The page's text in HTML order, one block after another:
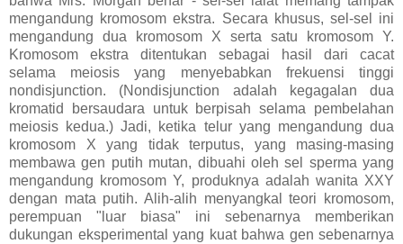
mengandung kromosom ekstra. Secara khusus, sel-sel ini
mengandung dua kromosom X serta satu kromosom Y.
Kromosom ekstra ditentukan sebagai hasil dari cacat
selama meiosis yang menyebabkan frekuensi tinggi
nondisjunction. (Nondisjunction adalah kegagalan dua
kromatid bersaudara untuk berpisah selama pembelahan
meiosis kedua.) Jadi, ketika telur yang mengandung dua
kromosom X yang tidak terputus, yang masing-masing
membawa gen putih mutan, dibuahi oleh sel sperma yang
mengandung kromosom Y, produknya adalah wanita XXY
dengan mata putih. Alih-alih menyangkal teori kromosom,
perempuan "luar biasa" ini sebenarnya memberikan
dukungan eksperimental yang kuat bahwa gen sebenarnya